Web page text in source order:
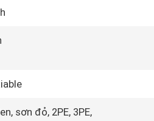
sơn đỏ, 2PE, 3PE,